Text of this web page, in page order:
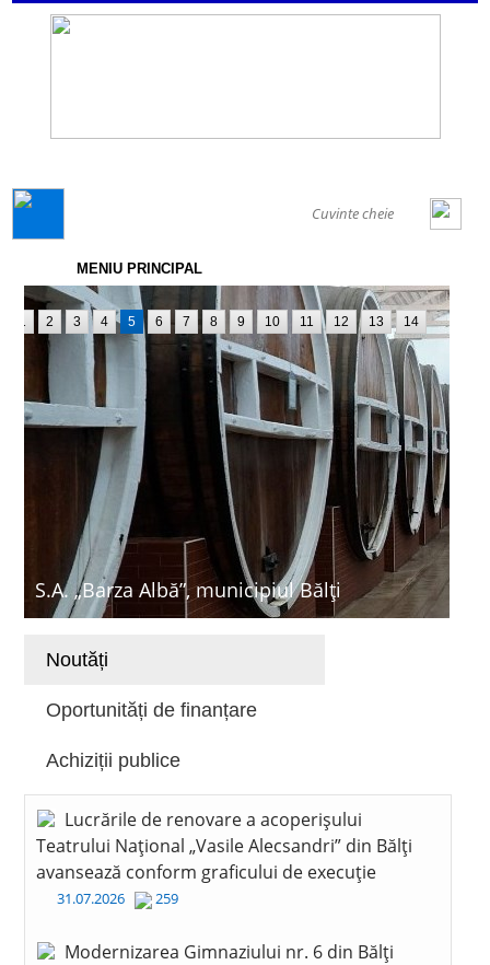
MENIU PRINCIPAL
S.A. „Barza Albă”, municipiul Bălți
1 2 3 4 5 6 7 8 9 10 11 12 13 14
Noutăți
Oportunități de finanțare
Achiziții publice
Lucrările de renovare a acoperișului
Teatrului Național „Vasile Alecsandri” din Bălți
avansează conform graficului de execuție
31.07.2026 259
Modernizarea Gimnaziului nr. 6 din Bălți